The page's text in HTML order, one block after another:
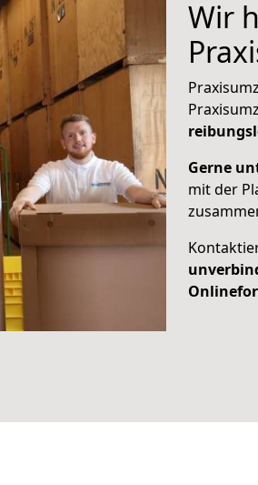
Wir
Gerne
mit der